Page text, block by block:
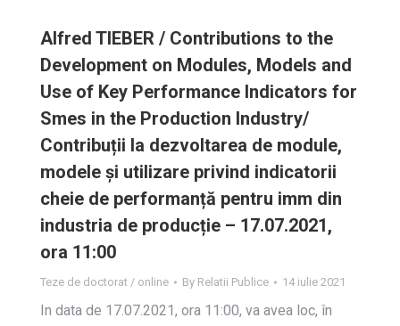
Alfred TIEBER / Contributions to the
Development on Modules, Models and
Use of Key Performance Indicators for
Smes in the Production Industry/
Contribuții la dezvoltarea de module,
modele și utilizare privind indicatorii
cheie de performanță pentru imm din
industria de producție – 17.07.2021,
ora 11:00
Teze de doctorat / online By Relatii Publice 14 iulie 2021
In data de 17.07.2021, ora 11:00, va avea loc, în